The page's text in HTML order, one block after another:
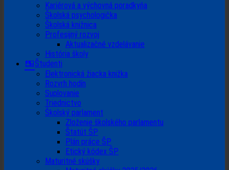
Kariérová a výchovná poradkyňa
Školská psychologička
Školská knižnica
Profesijný rozvoj
Aktualizačné vzdelávanie
História školy
Študenti
Elektronická žiacka knižka
Rozvrh hodín
Suplovanie
Triednictvo
Školský parlament
Zloženie školského parlamentu
Štatút ŠP
Plán práce ŠP
Etický kódex ŠP
Maturitné skúšky